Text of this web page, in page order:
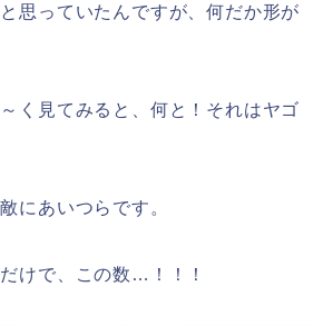
思っていたんですが、何だか形が
く見てみると、何と！それはヤゴ
にあいつらです。
けで、この数…！！！